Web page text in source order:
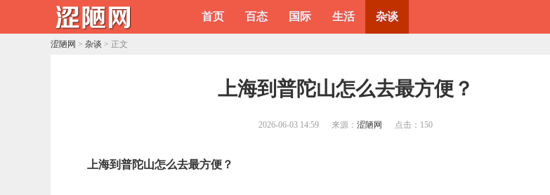
首页 百态 国际 生活 杂谈
涩陋网 > 杂谈 > 正文
​上海到普陀山怎么去最方便？
2026-06-03 14:59 来源： 涩陋网 点击： 150
上海到普陀山怎么去最方便？